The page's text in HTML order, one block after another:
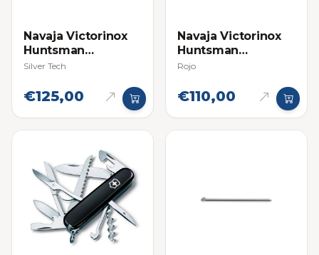
Navaja Victorinox
Huntsman
Multifuncional
Silver Tech
€125,00
Navaja Victorinox
Huntsman
Multifuncional
Rojo
€110,00